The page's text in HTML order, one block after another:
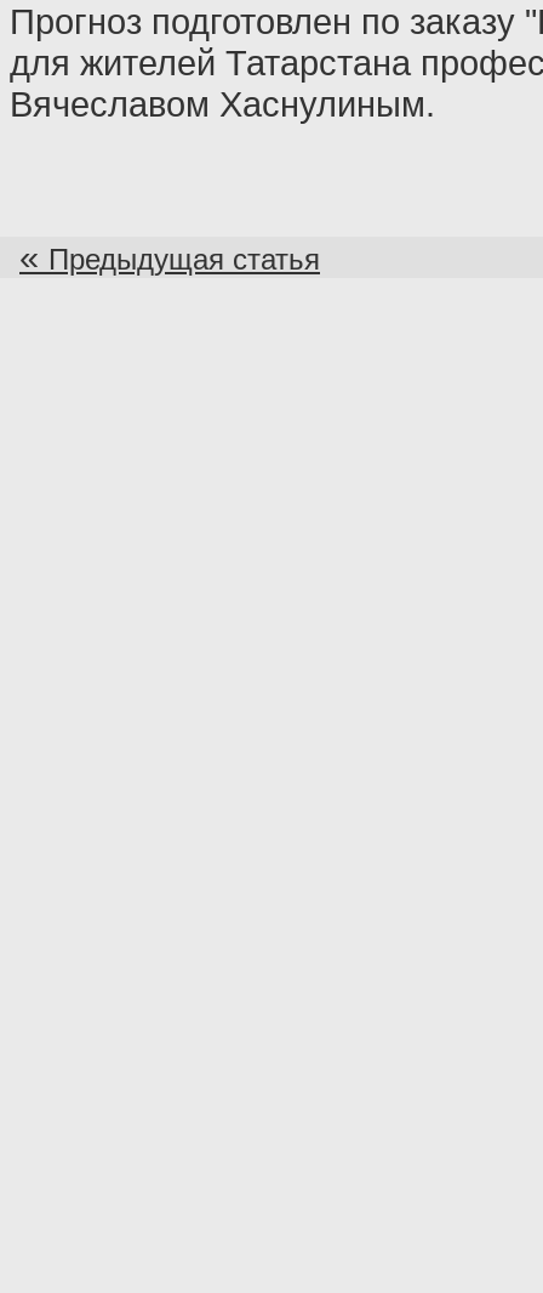
Прогноз подготовлен по заказу
для жителей Татарстана
Вячеславом Хаснулиным.
« Предыдущая статья